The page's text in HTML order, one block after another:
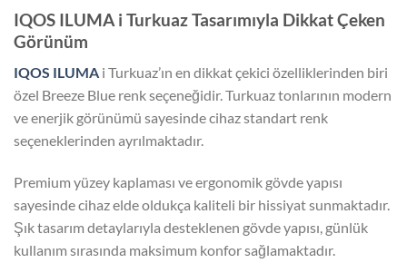
IQOS ILUMA i Turkuaz Tasarımıyla Dikkat Çeken
Görünüm
IQOS ILUMA i Turkuaz’ın en dikkat çekici özelliklerinden biri
özel Breeze Blue renk seçeneğidir. Turkuaz tonlarının modern
ve enerjik görünümü sayesinde cihaz standart renk
seçeneklerinden ayrılmaktadır.
Premium yüzey kaplaması ve ergonomik gövde yapısı
sayesinde cihaz elde oldukça kaliteli bir hissiyat sunmaktadır.
Şık tasarım detaylarıyla desteklenen gövde yapısı, günlük
kullanım sırasında maksimum konfor sağlamaktadır.